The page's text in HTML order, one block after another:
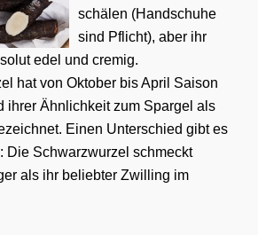
schälen (Handschuhe
sind Pflicht), aber ihr
edel und cremig.
hat von Oktober bis April Saison
ihrer Ähnlichkeit zum Spargel als
Einen Unterschied gibt es
Die Schwarzwurzel schmeckt
als ihr beliebter Zwilling im